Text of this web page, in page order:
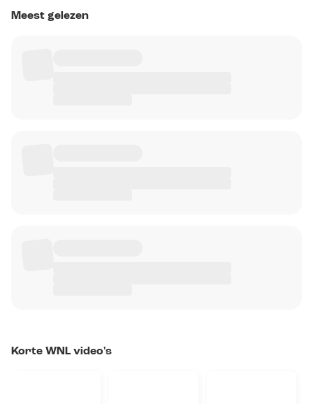
Meest gelezen
Korte WNL video's